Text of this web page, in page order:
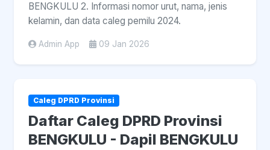
BENGKULU 2. Informasi nomor urut, nama, jenis
kelamin, dan data caleg pemilu 2024.
Admin App 09 Jan 2026
Caleg DPRD Provinsi
Daftar Caleg DPRD Provinsi
BENGKULU - Dapil BENGKULU